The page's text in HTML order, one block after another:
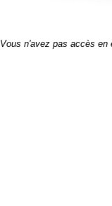
Vous n'avez pas accès en